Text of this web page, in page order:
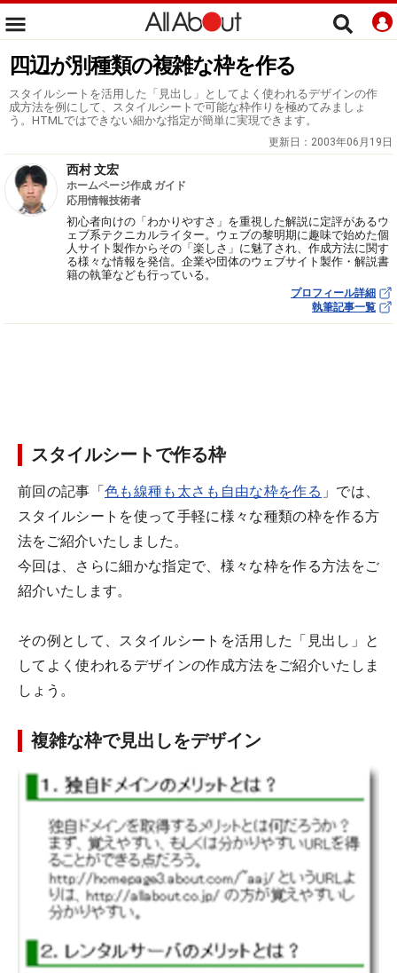
四辺が別種類の複雑な枠を作る
スタイルシートを活用した「見出し」としてよく使われるデザインの作
成方法を例にして、スタイルシートで可能な枠作りを極めてみましょ
う。HTMLではできない細かな指定が簡単に実現できます。
更新日： 2003年06月19日
西村 文宏
ホームページ作成 ガイド
応用情報技術者
初心者向けの「わかりやすさ」を重視した解説に定評があるウ
ェブ系テクニカルライター。ウェブの黎明期に趣味で始めた個
人サイト製作からその「楽しさ」に魅了され、作成方法に関す
る様々な情報を発信。企業や団体のウェブサイト製作・解説書
籍の執筆なども行っている。
プロフィール詳細
執筆記事一覧
スタイルシートで作る枠
前回の記事「色も線種も太さも自由な枠を作る 」では、
スタイルシートを使って手軽に様々な種類の枠を作る方
法をご紹介いたしました。
今回は、さらに細かな指定で、様々な枠を作る方法をご
紹介いたします。
その例として、スタイルシートを活用した「見出し」と
してよく使われるデザインの作成方法をご紹介いたしま
しょう。
複雑な枠で見出しをデザイン